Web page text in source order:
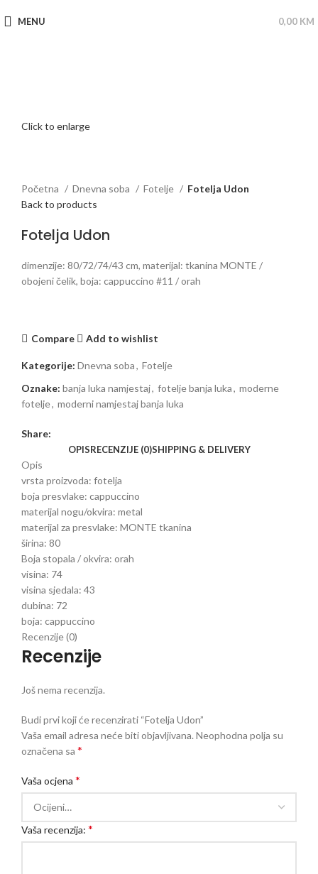
MENU 0,00 KM
Click to enlarge
Početna Dnevna soba Fotelje
Fotelja Udon
Back to products
Fotelja Udon
dimenzije: 80/72/74/43 cm, materijal: tkanina MONTE /
obojeni čelik, boja: cappuccino #11 / orah
Compare Add to wishlist
Kategorije: Dnevna soba, Fotelje
Oznake: banja luka namjestaj, fotelje banja luka, moderne
fotelje, moderni namjestaj banja luka
Share:
OPISRECENZIJE (0)SHIPPING & DELIVERY
Opis
vrsta proizvoda: fotelja
boja presvlake: cappuccino
materijal nogu/okvira: metal
materijal za presvlake: MONTE tkanina
širina: 80
Boja stopala / okvira: orah
visina: 74
visina sjedala: 43
dubina: 72
boja: cappuccino
Recenzije (0)
Recenzije
Još nema recenzija.
Budi prvi koji će recenzirati “Fotelja Udon”
Vaša email adresa neće biti objavljivana.Neophodna polja su
označena sa *
Vaša ocjena *
Vaša recenzija: *